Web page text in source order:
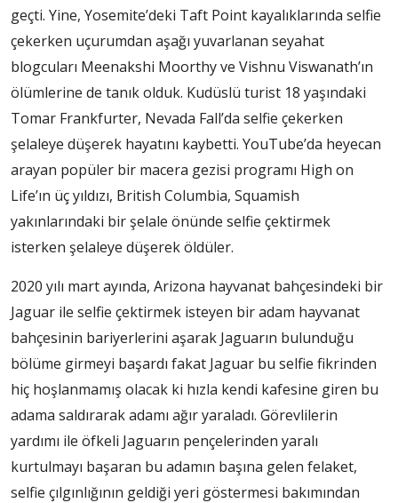
geçti. Yine, Yosemite’deki Taft Point kayalıklarında selfie
çekerken uçurumdan aşağı yuvarlanan seyahat
blogcuları Meenakshi Moorthy ve Vishnu Viswanath’ın
ölümlerine de tanık olduk. Kudüslü turist 18 yaşındaki
Tomar Frankfurter, Nevada Fall’da selfie çekerken
şelaleye düşerek hayatını kaybetti. YouTube’da heyecan
arayan popüler bir macera gezisi programı High on
Life’ın üç yıldızı, British Columbia, Squamish
yakınlarındaki bir şelale önünde selfie çektirmek
isterken şelaleye düşerek öldüler.
2020 yılı mart ayında, Arizona hayvanat bahçesindeki bir
Jaguar ile selfie çektirmek isteyen bir adam hayvanat
bahçesinin bariyerlerini aşarak Jaguarın bulunduğu
bölüme girmeyi başardı fakat Jaguar bu selfie fikrinden
hiç hoşlanmamış olacak ki hızla kendi kafesine giren bu
adama saldırarak adamı ağır yaraladı. Görevlilerin
yardımı ile öfkeli Jaguarın pençelerinden yaralı
kurtulmayı başaran bu adamın başına gelen felaket,
selfie çılgınlığının geldiği yeri göstermesi bakımından